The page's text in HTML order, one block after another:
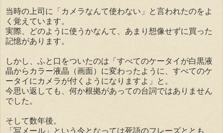
当時の上司に「カメラなんて使わない」と言われたのをよ
く覚えています。
実際、どのように使うかなんて、あまり想像せずに買った
記憶があります。
しかし、ふと口をついたのは「すべてのケータイが白黒液
晶からカラー液晶（画面）に変わったように、すべてのケ
ータイにカメラが付くようになりますよ」と。
今思い返しても、何か根拠があっての台詞ではありません
でした。
そして数年後。
「写メール」という今となっては死語のフレーズととも